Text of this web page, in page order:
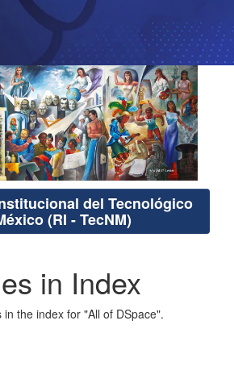
del Tecnológico
(RI - TecNM)
in Index
the index for "All of DSpace".